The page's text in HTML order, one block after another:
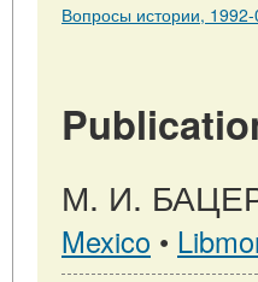
Вопросы истории,
М. И.
Mexico •